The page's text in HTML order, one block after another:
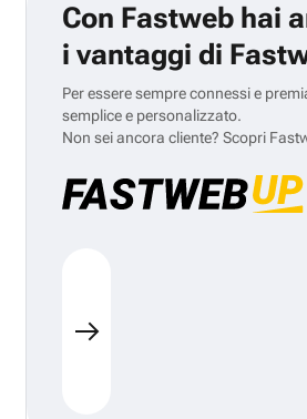
Con Fastweb hai
i vantaggi di
Per essere sempre connessi e
semplice e personalizzato.
Non sei ancora cliente? Scopri